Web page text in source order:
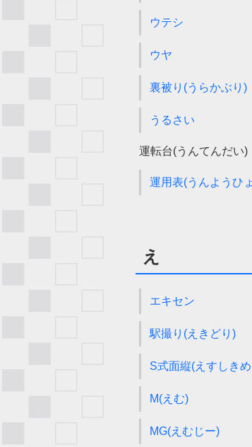
ウテシ
ウヤ
裏被り(うらかぶり)
うるさい
運転台(うんてんだい)
運用表(うんようひ
え
エキセン
駅撮り(えきどり)
S式面縦(えすしき
M(えむ)
MG(えむじー)